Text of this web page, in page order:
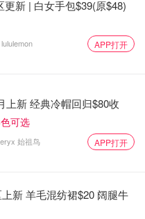
更新 | 白女手包$39(原$48)
lululemon APP打开
上新 经典冷帽回归$80收
可选
始祖鸟 APP打开
新 羊毛混纺裙$20 阔腿牛